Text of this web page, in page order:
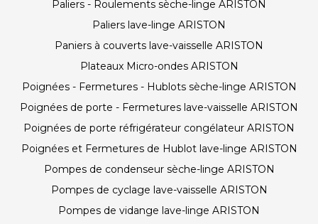
Paliers - Roulements sèche-linge ARISTON
Paliers lave-linge ARISTON
Paniers à couverts lave-vaisselle ARISTON
Plateaux Micro-ondes ARISTON
Poignées - Fermetures - Hublots sèche-linge ARISTON
Poignées de porte - Fermetures lave-vaisselle ARISTON
Poignées de porte réfrigérateur congélateur ARISTON
Poignées et Fermetures de Hublot lave-linge ARISTON
Pompes de condenseur sèche-linge ARISTON
Pompes de cyclage lave-vaisselle ARISTON
Pompes de vidange lave-linge ARISTON